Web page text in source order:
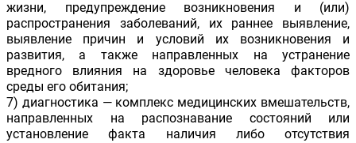
жизни, предупреждение возникновения и (или)
распространения заболеваний, их раннее выявление,
выявление причин и условий их возникновения и
развития, а также направленных на устранение
вредного влияния на здоровье человека факторов
среды его обитания;
7) диагностика — комплекс медицинских вмешательств,
направленных на распознавание состояний или
установление факта наличия либо отсутствия